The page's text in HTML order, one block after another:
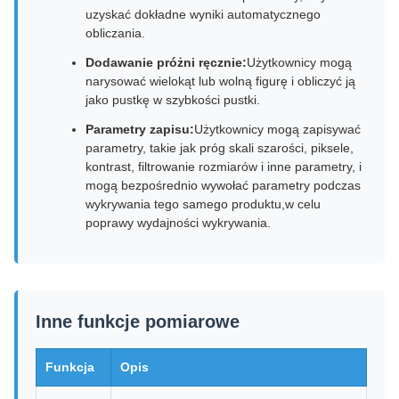
uzyskać dokładne wyniki automatycznego
obliczania.
Dodawanie próżni ręcznie:Użytkownicy mogą
narysować wielokąt lub wolną figurę i obliczyć ją
jako pustkę w szybkości pustki.
Parametry zapisu:Użytkownicy mogą zapisywać
parametry, takie jak próg skali szarości, piksele,
kontrast, filtrowanie rozmiarów i inne parametry, i
mogą bezpośrednio wywołać parametry podczas
wykrywania tego samego produktu,w celu
poprawy wydajności wykrywania.
Inne funkcje pomiarowe
Funkcja Opis